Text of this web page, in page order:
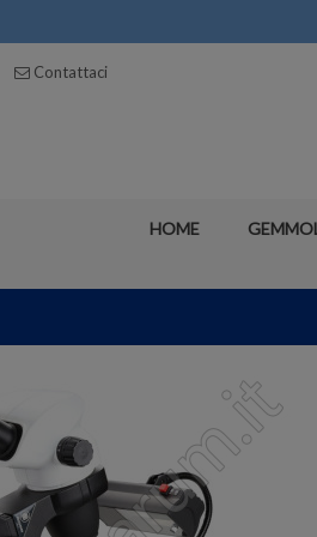
Contattaci
HOME